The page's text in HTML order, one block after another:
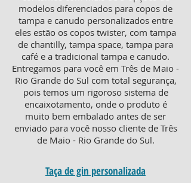
modelos diferenciados para copos de
tampa e canudo personalizados entre
eles estão os copos twister, com tampa
de chantilly, tampa space, tampa para
café e a tradicional tampa e canudo.
Entregamos para você em Três de Maio -
Rio Grande do Sul com total segurança,
pois temos um rigoroso sistema de
encaixotamento, onde o produto é
muito bem embalado antes de ser
enviado para você nosso cliente de Três
de Maio - Rio Grande do Sul.
Taça de gin personalizada